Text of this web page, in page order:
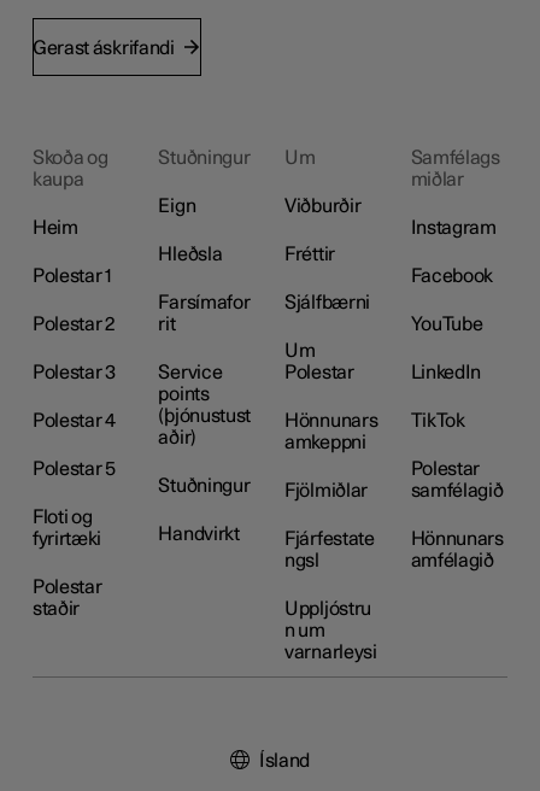
Gerast áskrifandi
Skoða og
kaupa
Heim
Polestar 1
Polestar 2
Polestar 3
Polestar 4
Polestar 5
Floti og
fyrirtæki
Polestar
staðir
Stuðningur
Eign
Hleðsla
Farsímafor
rit
Service
points
(þjónustust
aðir)
Stuðningur
Handvirkt
Um
Viðburðir
Fréttir
Sjálfbærni
Um
Polestar
Hönnunars
amkeppni
Fjölmiðlar
Fjárfestate
ngsl
Uppljóstru
n um
varnarleysi
Samfélags
miðlar
Instagram
Facebook
YouTube
LinkedIn
TikTok
Polestar
samfélagið
Hönnunars
amfélagið
Ísland